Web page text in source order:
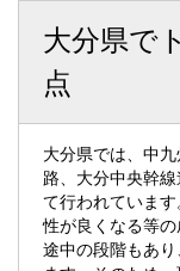
大分県で
点
大分県では、中
路、大分中央幹
て行われていま
性が良くなる等
途中の段階もあ